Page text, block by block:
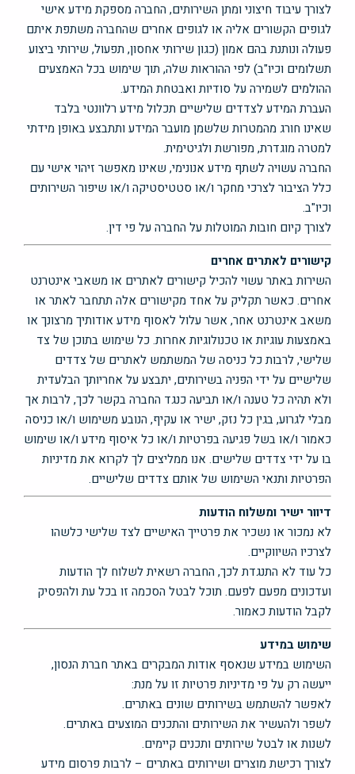
לצורך עיבוד חיצוני ומתן השירותים, החברה מספקת מידע אישי
לגופים הקשורים אליה או לגופים אחרים שהחברה משתפת איתם
פעולה ונותנת בהם אמון (כגון שירותי אחסון, תפעול, שירותי ביצוע
תשלומים וכיו"ב) לפי ההוראות שלה, תוך שימוש בכל האמצעים
ההולמים לשמירה על סודיות ואבטחת המידע.
העברת המידע לצדדים שלישיים תכלול מידע רלוונטי בלבד
שאינו חורג מהמטרות שלשמן מועבר המידע ותתבצע באופן מידתי
למטרה מוגדרת, מפורשת ולגיטימית.
החברה עשויה לשתף מידע אנונימי, שאינו מאפשר זיהוי אישי עם
כלל הציבור לצרכי מחקר ו/או סטטיסטיקה ו/או שיפור השירותים
וכיו"ב.
לצורך קיום חובות המוטלות על החברה על פי דין.
קישורים לאתרים אחרים
השירות באתר עשוי להכיל קישורים לאתרים או משאבי אינטרנט
אחרים. כאשר תקליק על אחד מקישורים אלה תתחבר לאתר או
משאב אינטרנט אחר, אשר עלול לאסוף מידע אודותיך מרצונך או
באמצעות עוגיות או טכנולוגיות אחרות. כל שימוש בתוכן של צד
שלישי, לרבות כל כניסה של המשתמש לאתרים של צדדים
שלישיים על ידי הפניה בשירותים, יתבצע על אחריותך הבלעדית
ולא תהיה כל טענה ו/או תביעה כנגד החברה בקשר לכך, לרבות אך
מבלי לגרוע, בגין כל נזק, ישיר או עקיף, הנובע משימוש ו/או כניסה
כאמור ו/או בשל פגיעה בפרטיות ו/או כל איסוף מידע ו/או שימוש
בו על ידי צדדים שלישים. אנו ממליצים לך לקרוא את מדיניות
הפרטיות ותנאי השימוש של אותם צדדים שלישיים.
דיוור ישיר ומשלוח הודעות
לא נמכור או נשכיר את פרטייך האישיים לצד שלישי כלשהו
לצרכיו השיווקיים.
כל עוד לא התנגדת לכך, החברה רשאית לשלוח לך הודעות
ועדכונים מפעם לפעם. תוכל לבטל הסכמה זו בכל עת ולהפסיק
לקבל הודעות כאמור.
שימוש במידע
השימוש במידע שנאסף אודות המבקרים באתר חברת הנסון,
ייעשה רק על פי מדיניות פרטיות זו על מנת:
לאפשר להשתמש בשירותים שונים באתרים.
לשפר ולהעשיר את השירותים והתכנים המוצעים באתרים.
לשנות או לבטל שירותים ותכנים קיימים.
לצורך רכישת מוצרים ושירותים באתרים – לרבות פרסום מידע